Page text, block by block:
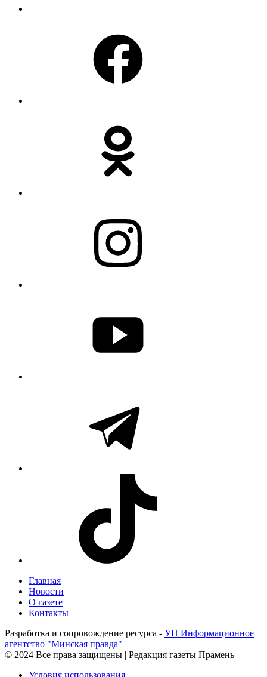
Главная
Новости
О газете
Контакты
Разработка и сопровождение ресурса - УП Информационное
агентство "Минская правда"
© 2024 Все права защищены | Редакция газеты Прамень
Условия использования